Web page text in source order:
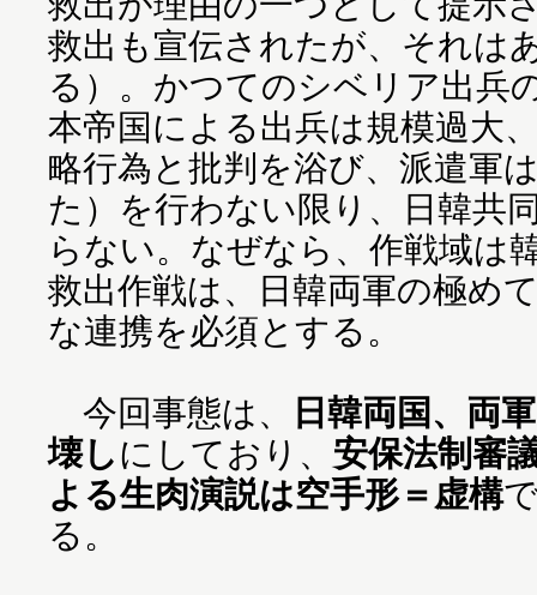
救出も宣伝されたが、それは
る）。かつてのシベリア出兵
本帝国による出兵は規模過大
略行為と批判を浴び、派遣軍
た）を行わない限り、日韓共
らない。なぜなら、作戦域は
救出作戦は、日韓両軍の極め
な連携を必須とする。
今回事態は、
日韓両国、両
壊しにしており、 安保法制審
よる生肉演説は空手形＝虚構
る。